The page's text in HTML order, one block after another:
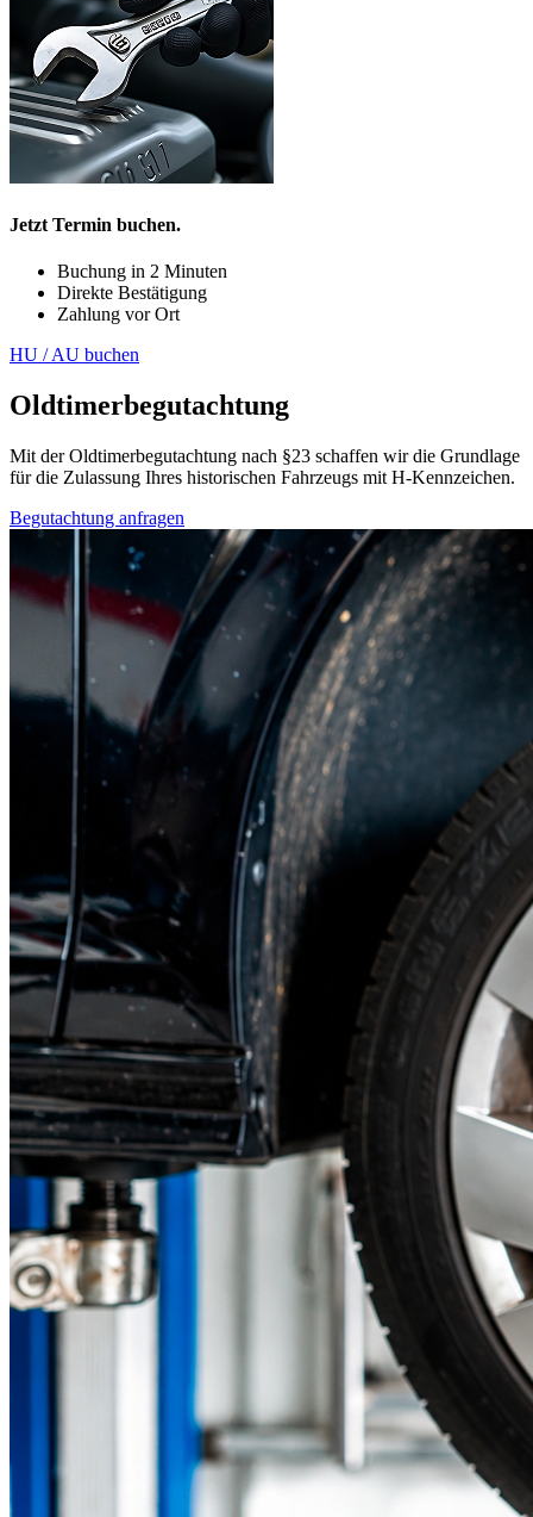
Jetzt Termin buchen.
Buchung in 2 Minuten
Direkte Bestätigung
Zahlung vor Ort
HU / AU buchen
Oldtimerbegutachtung
Mit der Oldtimerbegutachtung nach §23 schaffen wir die Grundlage
für die Zulassung Ihres historischen Fahrzeugs mit H-Kennzeichen.
Begutachtung anfragen